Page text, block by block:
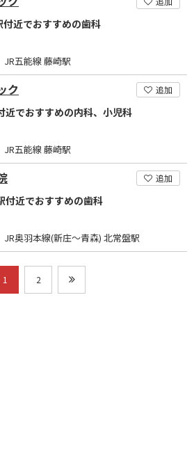
近でおすすめの歯科
五能線 藤崎駅
ク 追加
近でおすすめの内科、小児科
五能線 藤崎駅
追加
付近でおすすめの歯科
奥羽本線(新庄～青森) 北常盤駅
1 2